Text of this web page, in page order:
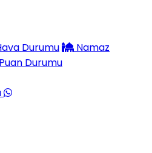
Durumu
Namaz
Puan Durumu